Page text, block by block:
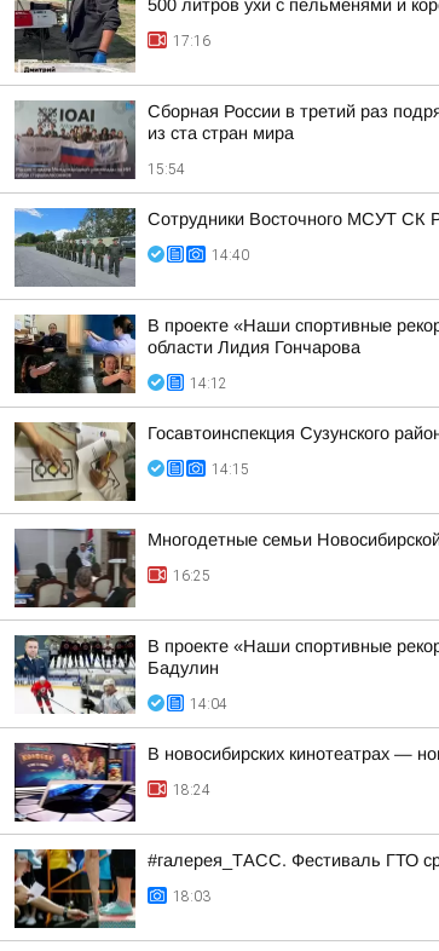
500 литров ухи с пельменями и
17:16
Сборная России в третий раз
из ста стран мира
15:54
Сотрудники Восточного МСУТ СК
14:40
В проекте «Наши спортивные
области Лидия Гончарова
14:12
Госавтоинспекция Сузунского
14:15
Многодетные семьи
16:25
В проекте «Наши спортивные
Бадулин
14:04
В новосибирских кинотеатрах —
18:24
#галерея_ТАСС. Фестиваль ГТО
18:03